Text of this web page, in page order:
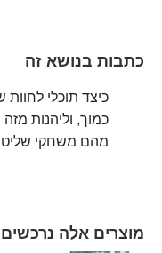
כתבות בנושא זה
כיצד תוכלי
כמוך, וליהנות מזה
מהם משחקי שליטה
מוצרים אלה